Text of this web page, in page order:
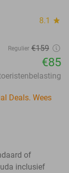
8.1 star
Regulier €159
€85
Deals. Wees
of
inclusief